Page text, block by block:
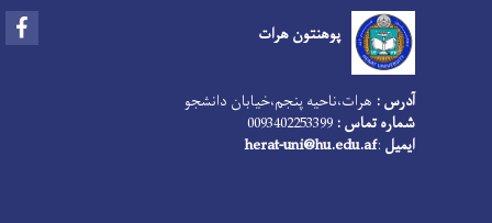
پوهنتون هرات
آدرس : هرات،‌ناحیه پنجم،‌خیابان دانشجو
شماره تماس :
ایمیل :
herat-uni@hu.edu.af